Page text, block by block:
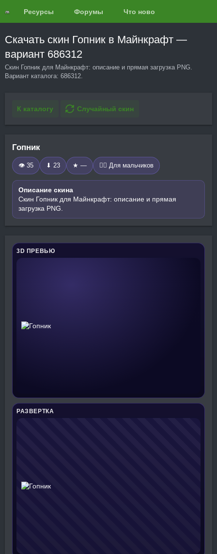
Ресурсы Форумы Что нового?
Скачать скин Гопник в Майнкрафт —
вариант 686312
Скин Гопник для Майнкрафт: описание и прямая загрузка PNG.
Вариант каталога: 686312.
К каталогу Случайный скин
Гопник
👁 35 ⬇ 23 ★ — 🧍‍♂️ Для мальчиков
Описание скина
Скин Гопник для Майнкрафт: описание и прямая
загрузка PNG.
3D ПРЕВЬЮ
РАЗВЕРТКА